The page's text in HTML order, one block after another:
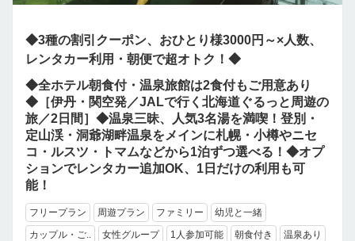
◆3種の割引クーポン、おひとり様3000円～×人数、
レンタカー利用・朝便で超オトク！◆
◆全ホテル朝食付・温泉旅館は2食付もご用意あり
◆［伊丹・関空発／JALで行く北海道ぐるっと周遊の
旅／2日間］◆温泉三昧、人気3名湯を満喫！登別・
定山渓・洞爺湖畔温泉をメインに札幌・小樽やニセ
コ・ルスツ・トマムなどから1泊ずつ選べる！◆オプ
ションでレンタカー追加OK、1日だけの利用も可
能！
フリープラン 周遊プラン ファミリー
幼児と一緒
カップル・ご..
女性グループ 1人参加可能 朝食付き
温泉あり